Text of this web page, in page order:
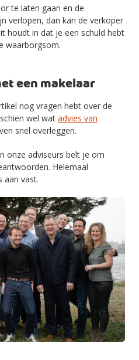
te laten gaan en de
verlopen, dan kan de verkoper
houdt in dat je een schuld hebt
waarborgsom.
een makelaar
nog vragen hebt over de
wel wat advies van
snel overleggen.
onze adviseurs belt je om
Helemaal
aan vast.